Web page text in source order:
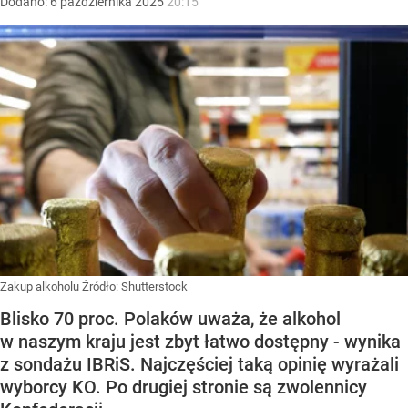
Zakup alkoholu Źródło: Shutterstock
Blisko 70 proc. Polaków uważa, że alkohol
w naszym kraju jest zbyt łatwo dostępny - wynika
z sondażu IBRiS. Najczęściej taką opinię wyrażali
wyborcy KO. Po drugiej stronie są zwolennicy